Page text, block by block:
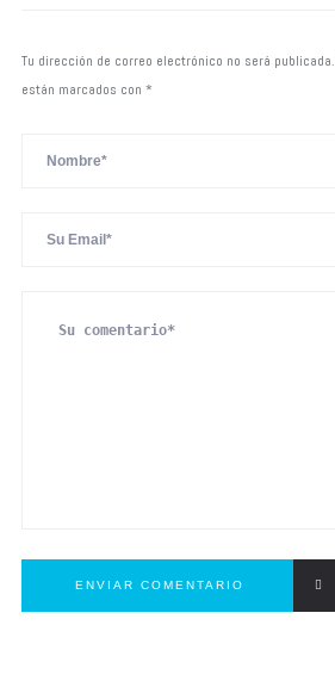
Tu dirección de correo electrónico no será publicada.
están marcados con *
ENVIAR COMENTARIO